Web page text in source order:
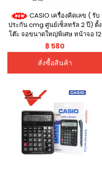
CASIO เครื่องคิดเลข ( รับ
ประกัน cmg ศูนย์เซ็ลทรัล 2 ปี) ตั้ง
โต๊ะ จอขนาดใหญ่พิเศษ หน้าจอ 12
หลัก เครื่องคิดเลขปรับทศนิยม รุ่น
DX-12B-BK
฿ 580
สั่งซื้อสินค้า